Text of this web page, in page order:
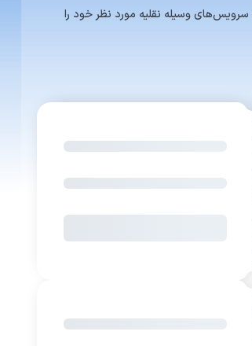
لیست سرویس‌های وسیله نقلیه مورد نظر خود را